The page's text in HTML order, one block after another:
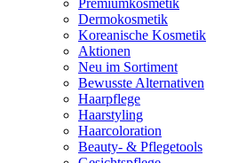
Premiumkosmetik
Dermokosmetik
Koreanische Kosmetik
Aktionen
Neu im Sortiment
Bewusste Alternativen
Haarpflege
Haarstyling
Haarcoloration
Beauty- & Pflegetools